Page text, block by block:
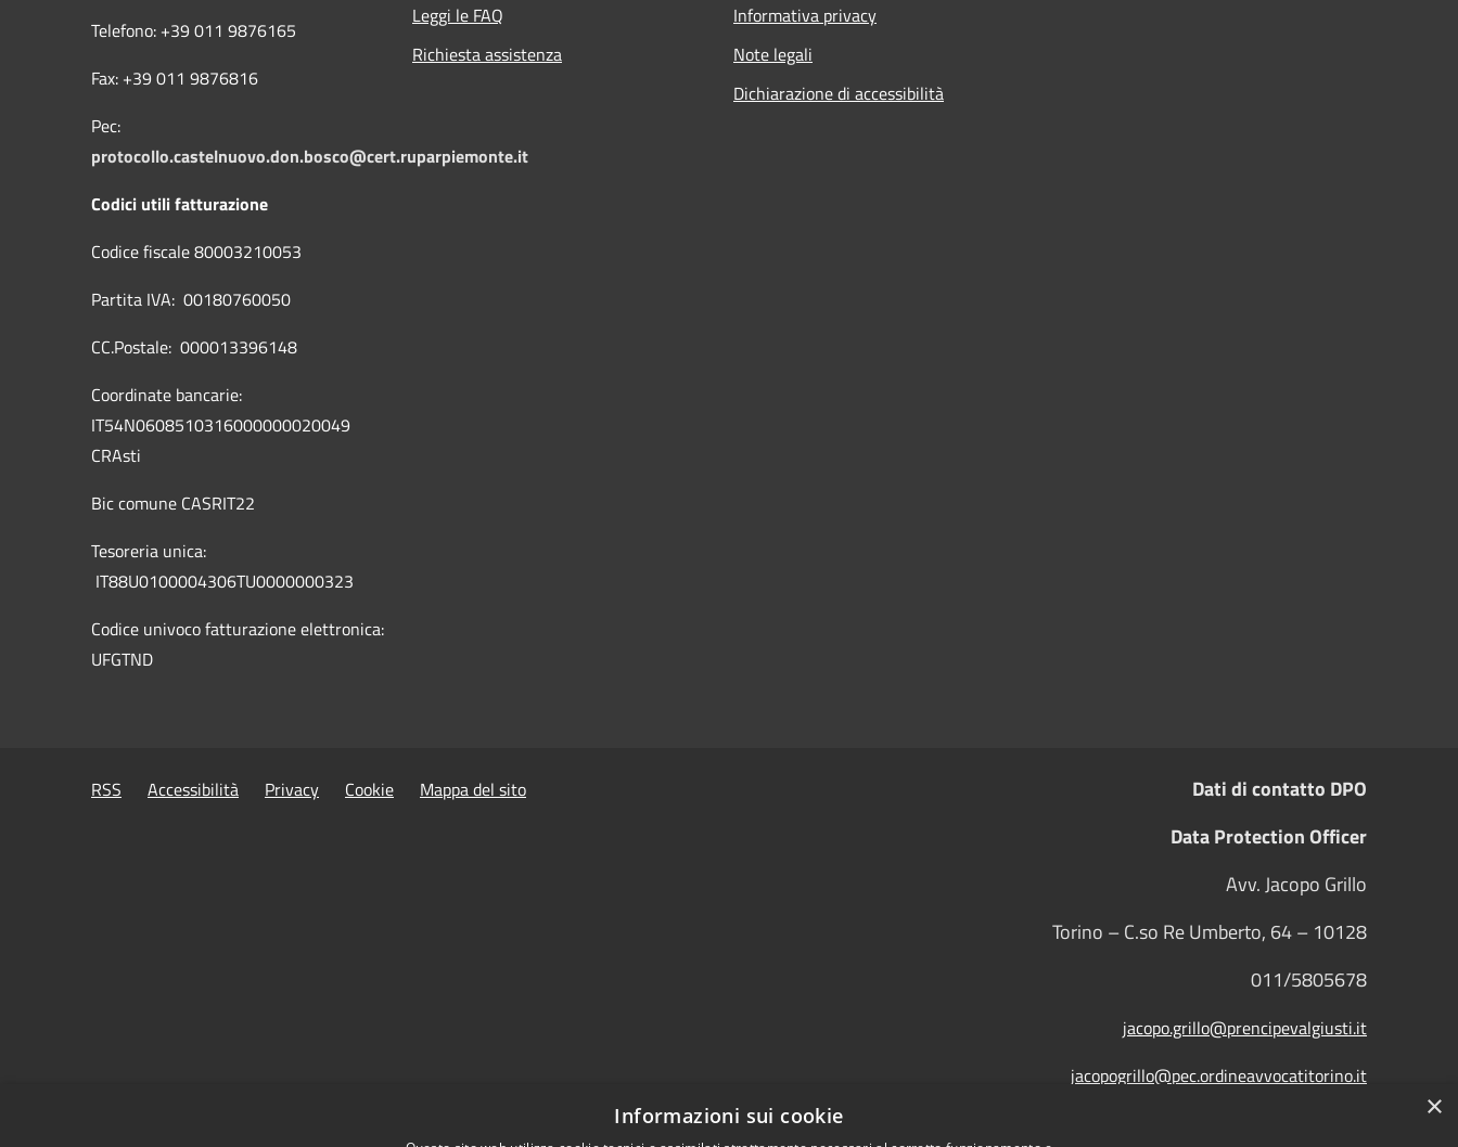
Telefono: +39 011 9876165
Fax: +39 011 9876816
Pec:
protocollo.castelnuovo.don.bosco@cert.ruparpiemonte.it
Codici utili fatturazione
Codice fiscale 80003210053
Partita IVA: 00180760050
CC.Postale: 000013396148
Coordinate bancarie:
IT54N0608510316000000020049
CRAsti
Bic comune CASRIT22
Tesoreria unica:
IT88U0100004306TU0000000323
Codice univoco fatturazione elettronica:
UFGTND
Leggi le FAQ
Richiesta assistenza
Informativa privacy
Note legali
Dichiarazione di accessibilità
RSS Accessibilità Privacy Cookie Mappa del sito
Dati di contatto DPO
Data Protection Officer
Avv. Jacopo Grillo
Torino – C.so Re Umberto, 64 – 10128
011/5805678
jacopo.grillo@prencipevalgiusti.it
jacopogrillo@pec.ordineavvocatitorino.it
×
Informazioni sui cookie